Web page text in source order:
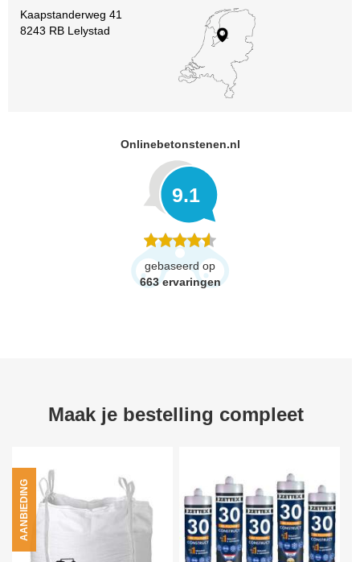
Kaapstanderweg 41
8243 RB Lelystad
Onlinebetonstenen.nl
9.1
gebaseerd op
663 ervaringen
Maak je bestelling compleet
AANBIEDING